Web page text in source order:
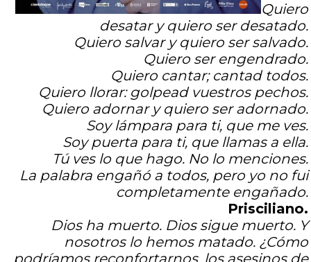
Quiero
desatar y quiero ser desatado.
Quiero salvar y quiero ser salvado.
Quiero ser engendrado.
Quiero cantar; cantad todos.
Quiero llorar: golpead vuestros pechos.
Quiero adornar y quiero ser adornado.
Soy lámpara para ti, que me ves.
Soy puerta para ti, que llamas a ella.
Tú ves lo que hago. No lo menciones.
La palabra engañó a todos, pero yo no fui
completamente engañado.
Prisciliano.
Dios ha muerto. Dios sigue muerto. Y
nosotros lo hemos matado. ¿Cómo
podríamos reconfortarnos, los asesinos de